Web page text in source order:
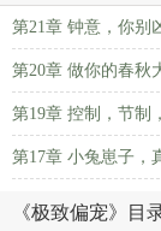
第21章 钟意，你别
第20章 做你的春秋
第19章 控制，节制
第17章 小兔崽子，
《极致偏宠》目